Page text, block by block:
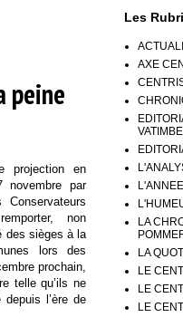
peine
projection en
novembre par
Conservateurs
non
des sièges à la
lors des
prochain,
telle qu’ils ne
depuis l’ère de
Les
AXE
LA
LA
LE
LE
LE